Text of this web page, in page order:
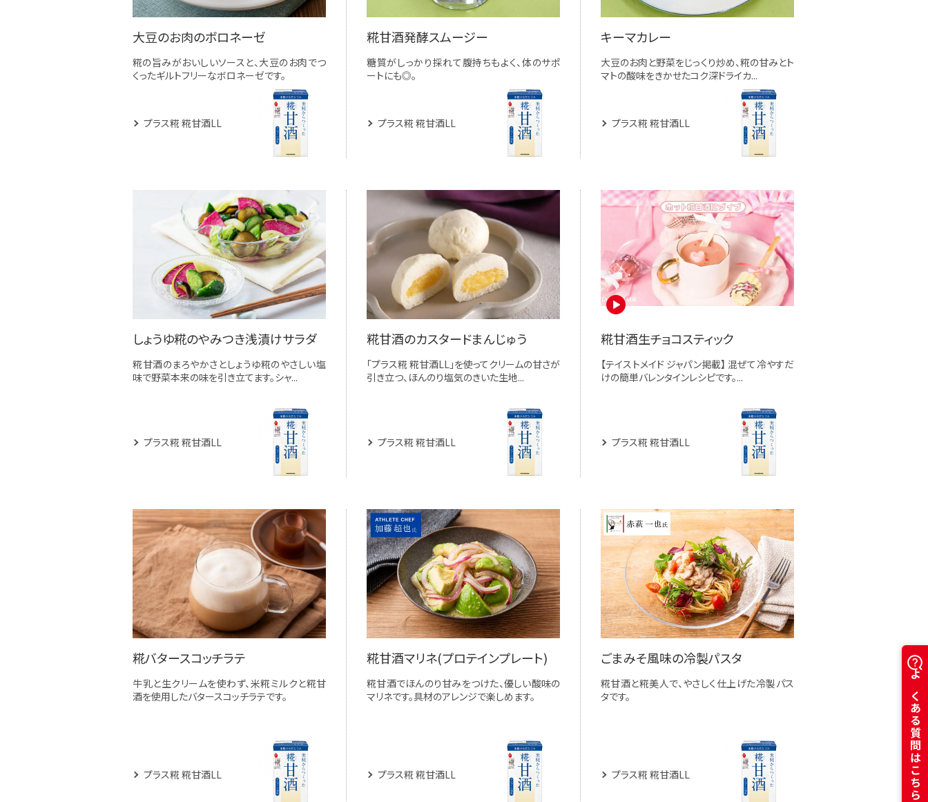
大豆のお肉のボロネーゼ
糀の旨みがおいしいソースと、大豆のお肉でつ
くったギルトフリーなボロネーゼです。
プラス糀 糀甘酒LL
糀甘酒発酵スムージー
糖質がしっかり採れて腹持ちもよく、体のサポ
ートにも◎。
プラス糀 糀甘酒LL
キーマカレー
大豆のお肉と野菜をじっくり炒め、糀の甘みとト
マトの酸味をきかせたコク深ドライカ...
プラス糀 糀甘酒LL
しょうゆ糀のやみつき浅漬けサラダ
糀甘酒のまろやかさとしょうゆ糀のやさしい塩
味で野菜本来の味を引き立てます。シャ...
プラス糀 糀甘酒LL
糀甘酒のカスタードまんじゅう
「プラス糀 糀甘酒LL」を使ってクリームの甘さが
引き立つ、ほんのり塩気のきいた生地...
プラス糀 糀甘酒LL
糀甘酒生チョコスティック
【テイストメイド ジャパン掲載】 混ぜて冷やすだ
けの簡単バレンタインレシピです。...
プラス糀 糀甘酒LL
糀バタースコッチラテ
牛乳と生クリームを使わず、米糀ミルクと糀甘
酒を使用したバタースコッチラテです。
プラス糀 糀甘酒LL
糀甘酒マリネ(プロテインプレート)
糀甘酒でほんのり甘みをつけた、優しい酸味の
マリネです。具材のアレンジで楽しめます。
プラス糀 糀甘酒LL
ごまみそ風味の冷製パスタ
糀甘酒と糀美人で、やさしく仕上げた冷製パス
タです。
プラス糀 糀甘酒LL よくある質問はこちら